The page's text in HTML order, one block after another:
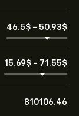
46.5‎$‎ - 50.93‎$‎
15.69‎$‎ - 71.55‎$‎
810106.46